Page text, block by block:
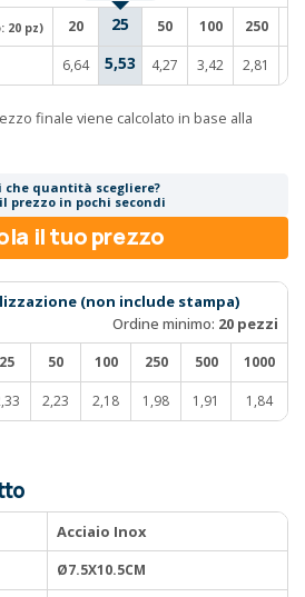
20 pz) 20 25 50 100 250
6,64 5,53 4,27 3,42 2,81
finale viene calcolato in base alla
che quantità scegliere?
prezzo in pochi secondi
il tuo prezzo
(non include stampa)
Ordine minimo: 20 pezzi
25 50 100 250 500 1000
2,23 2,18 1,98 1,91 1,84
Acciaio Inox
Ø7.5X10.5CM